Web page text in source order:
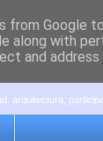
arquitectura,
from Google
along with
and address